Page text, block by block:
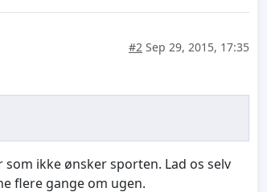
#2 Sep 29, 2015, 17:35
ikke ønsker sporten. Lad os selv
flere gange om ugen.